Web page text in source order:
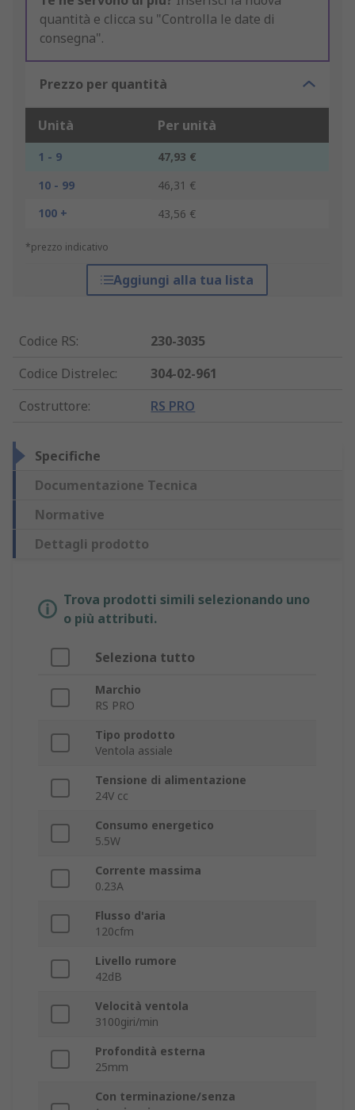
quantità e clicca su "Controlla le date di
consegna".
Prezzo per quantità
Unità Per unità
1 - 9
47,93 €
10 - 99
46,31 €
100 +
43,56 €
*prezzo indicativo
Aggiungi alla tua lista
Codice RS:
230-3035
Codice Distrelec:
304-02-961
Costruttore: RS PRO
Specifiche
Documentazione Tecnica
Normative
Dettagli prodotto
Trova prodotti simili selezionando uno
o più attributi.
Seleziona tutto
Marchio
RS PRO
Tipo prodotto
Ventola assiale
Tensione di alimentazione
24V cc
Consumo energetico
5.5W
Corrente massima
0.23A
Flusso d'aria
120cfm
Livello rumore
42dB
Velocità ventola
3100giri/min
Profondità esterna
25mm
Con terminazione/senza